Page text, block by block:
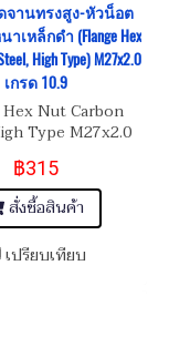
านทรงสูง-หัวน็อต
เหล็กดำ (Flange Hex
High Type) M27x2.0
เกรด 10.9
Nut Carbon
Type M27x2.0
฿315
สั่งซื้อสินค้า
เปรียบเทียบ